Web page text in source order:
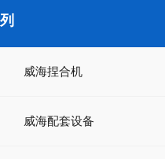
列
威海捏合机
威海配套设备